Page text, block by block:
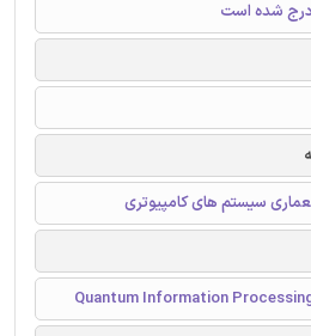
درج شده است
سیستم های کامپیوتری